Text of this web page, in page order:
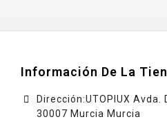
Información De La
Dirección:UTOPIUX
30007 Murcia Murcia